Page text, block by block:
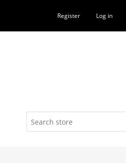
Register Log in